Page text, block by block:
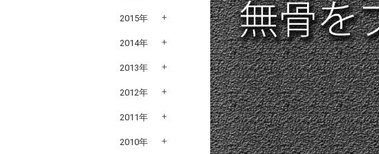
2015年
2014年
2013年
2012年
2011年
2010年